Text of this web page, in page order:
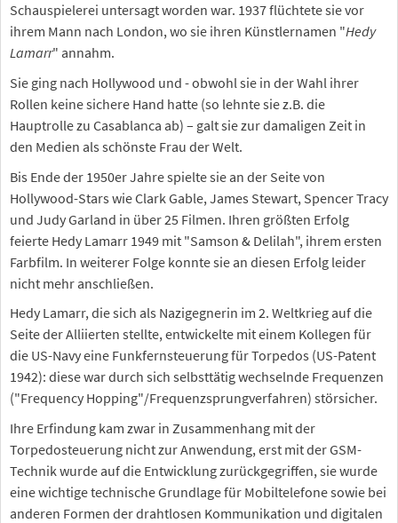
Schauspielerei untersagt worden war. 1937 flüchtete sie vor
ihrem Mann nach London, wo sie ihren Künstlernamen "Hedy
Lamarr" annahm.
Sie ging nach Hollywood und - obwohl sie in der Wahl ihrer
Rollen keine sichere Hand hatte (so lehnte sie z.B. die
Hauptrolle zu Casablanca ab) – galt sie zur damaligen Zeit in
den Medien als schönste Frau der Welt.
Bis Ende der 1950er Jahre spielte sie an der Seite von
Hollywood-Stars wie Clark Gable, James Stewart, Spencer Tracy
und Judy Garland in über 25 Filmen. Ihren größten Erfolg
feierte Hedy Lamarr 1949 mit "Samson & Delilah", ihrem ersten
Farbfilm. In weiterer Folge konnte sie an diesen Erfolg leider
nicht mehr anschließen.
Hedy Lamarr, die sich als Nazigegnerin im 2. Weltkrieg auf die
Seite der Alliierten stellte, entwickelte mit einem Kollegen für
die US-Navy eine Funkfernsteuerung für Torpedos (US-Patent
1942): diese war durch sich selbsttätig wechselnde Frequenzen
("Frequency Hopping"/Frequenzsprungverfahren) störsicher.
Ihre Erfindung kam zwar in Zusammenhang mit der
Torpedosteuerung nicht zur Anwendung, erst mit der GSM-
Technik wurde auf die Entwicklung zurückgegriffen, sie wurde
eine wichtige technische Grundlage für Mobiltelefone sowie bei
anderen Formen der drahtlosen Kommunikation und digitalen